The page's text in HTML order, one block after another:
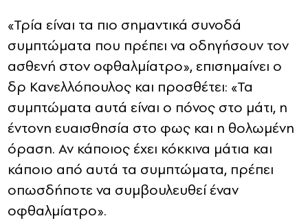
«Τρία είναι τα πιο σημαντικά συνοδά
συμπτώματα που πρέπει να οδηγήσουν τον
ασθενή στον οφθαλμίατρο», επισημαίνει ο
δρ Κανελλόπουλος και προσθέτει: «Τα
συμπτώματα αυτά είναι ο πόνος στο μάτι, η
έντονη ευαισθησία στο φως και η θολωμένη
όραση. Αν κάποιος έχει κόκκινα μάτια και
κάποιο από αυτά τα συμπτώματα, πρέπει
οπωσδήποτε να συμβουλευθεί έναν
οφθαλμίατρο».